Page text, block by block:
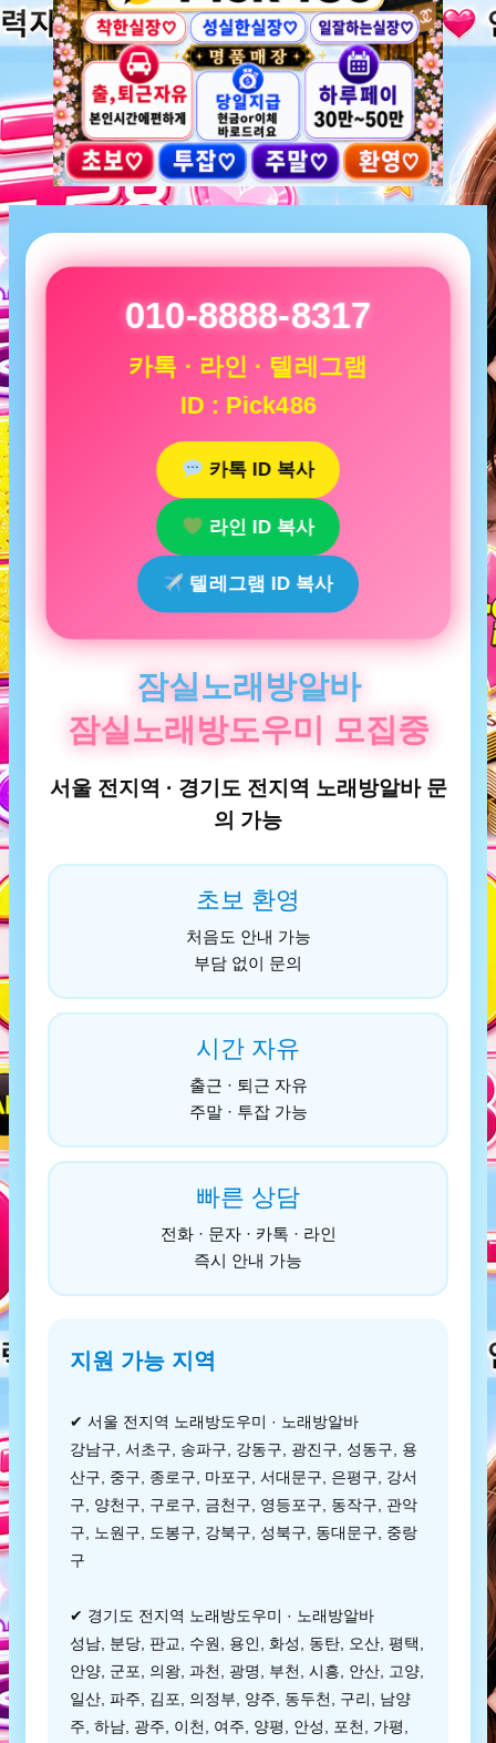
010-8888-8317
카톡 · 라인 · 텔레그램
ID : Pick486
카톡 ID 복사
라인 ID 복사
텔레그램 ID 복사
잠실노래방알바
잠실노래방도우미 모집중
서울 전지역 · 경기도 전지역 노래방알바 문
의 가능
초보 환영
처음도 안내 가능
부담 없이 문의
시간 자유
출근 · 퇴근 자유
주말 · 투잡 가능
빠른 상담
전화 · 문자 · 카톡 · 라인
즉시 안내 가능
지원 가능 지역
✔ 서울 전지역 노래방도우미 · 노래방알바
강남구, 서초구, 송파구, 강동구, 광진구, 성동구, 용
산구, 중구, 종로구, 마포구, 서대문구, 은평구, 강서
구, 양천구, 구로구, 금천구, 영등포구, 동작구, 관악
구, 노원구, 도봉구, 강북구, 성북구, 동대문구, 중랑
구
✔ 경기도 전지역 노래방도우미 · 노래방알바
성남, 분당, 판교, 수원, 용인, 화성, 동탄, 오산, 평택,
안양, 군포, 의왕, 과천, 광명, 부천, 시흥, 안산, 고양,
일산, 파주, 김포, 의정부, 양주, 동두천, 구리, 남양
주, 하남, 광주, 이천, 여주, 양평, 안성, 포천, 가평,